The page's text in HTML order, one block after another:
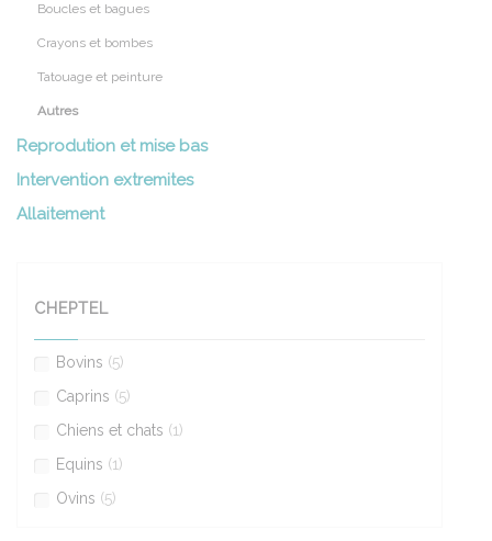
Boucles et bagues
Crayons et bombes
Tatouage et peinture
Autres
Reprodution et mise bas
Intervention extremites
Allaitement
CHEPTEL
Bovins (5)
Caprins (5)
Chiens et chats (1)
Equins (1)
Ovins (5)